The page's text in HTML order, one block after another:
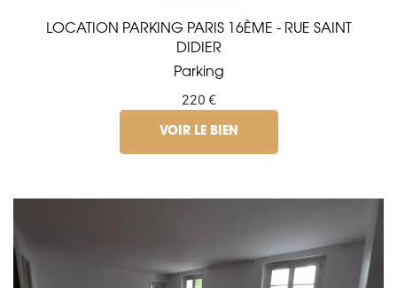
LOCATION PARKING PARIS 16ÈME - RUE SAINT
DIDIER
Parking
220 €
VOIR LE BIEN